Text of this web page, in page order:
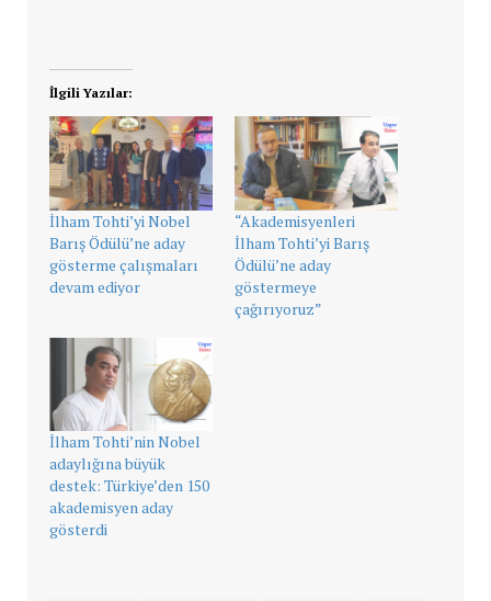
İlgili Yazılar:
İlham Tohti’yi Nobel
Barış Ödülü’ne aday
gösterme çalışmaları
devam ediyor
“Akademisyenleri
İlham Tohti’yi Barış
Ödülü’ne aday
göstermeye
çağırıyoruz”
İlham Tohti’nin Nobel
adaylığına büyük
destek: Türkiye’den 150
akademisyen aday
gösterdi